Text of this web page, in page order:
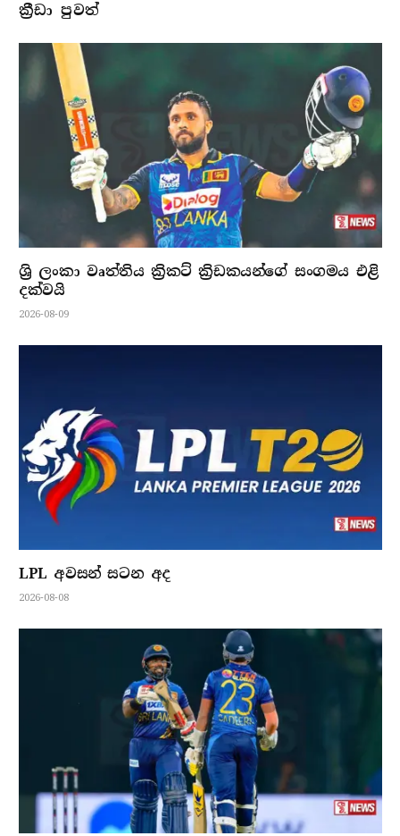
ක්‍රීඩා පුවත්
ශ්‍රි ලංකා වෘත්තිය ක්‍රිකට් ක්‍රිඩකයන්ගේ සංගමය එළි
දක්වයි
2026-08-09
LPL අවසන් සටන අද
2026-08-08